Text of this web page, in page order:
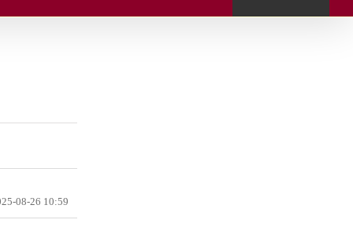
08-26 10:59